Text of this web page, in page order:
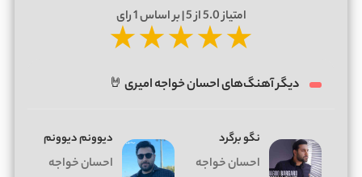
امتیاز5.0از 5 | بر اساس 1رای
★★★★★
دیگر آهنگ‌های احسان خواجه امیری 🤘
نگو برگرد
احسان خواجه
دیوونم دیوونم
احسان خواجه